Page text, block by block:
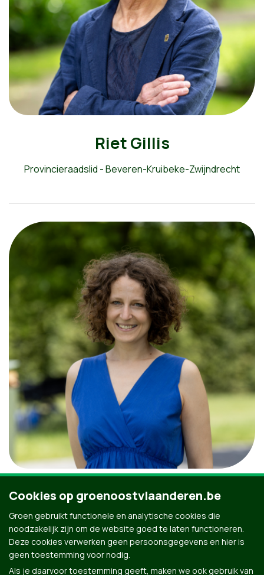
Riet Gillis
Provincieraadslid - Beveren-Kruibeke-Zwijndrecht
Elisabet Dooms
Provincieraadslid - Fractievoorzitter Groen - Gent
Cookies op groenoostvlaanderen.be
Groen gebruikt functionele en analytische cookies die
noodzakelijk zijn om de website goed te laten functioneren.
Deze cookies verwerken geen persoonsgegevens en hier is
geen toestemming voor nodig.
Als je daarvoor toestemming geeft, maken we ook gebruik van